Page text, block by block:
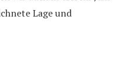
Lage und